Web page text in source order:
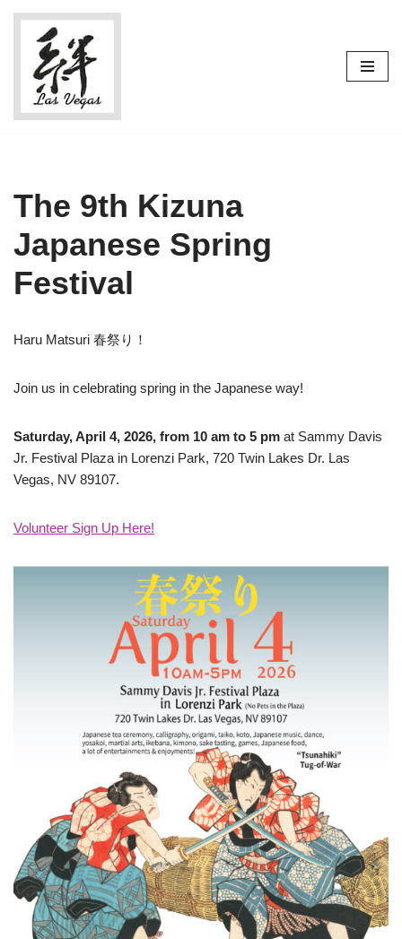
content
The 9th Kizuna
Japanese Spring
Festival
Haru Matsuri 春祭り！
Join us in celebrating spring in the Japanese way!
Saturday, April 4, 2026, from 10 am to 5 pm at Sammy Davis
Jr. Festival Plaza in Lorenzi Park, 720 Twin Lakes Dr. Las
Vegas, NV 89107.
Volunteer Sign Up Here!